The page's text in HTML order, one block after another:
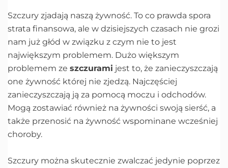
Szczury zjadają naszą żywność. To co prawda spora
strata finansowa, ale w dzisiejszych czasach nie grozi
nam już głód w związku z czym nie to jest
największym problemem. Dużo większym
problemem ze szczurami jest to, że zanieczyszczają
one żywność której nie zjedzą. Najczęściej
zanieczyszczają ją za pomocą moczu i odchodów.
Mogą zostawiać również na żywności swoją sierść, a
także przenosić na żywność wspominane wcześniej
choroby.
Szczury można skutecznie zwalczać jedynie poprzez